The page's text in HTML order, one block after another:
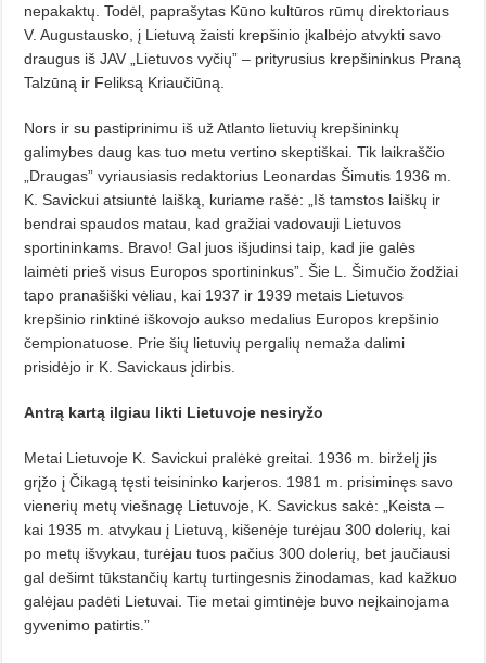
nepakaktų. Todėl, paprašytas Kūno kultūros rūmų direktoriaus
V. Augustausko, į Lietuvą žaisti krepšinio įkalbėjo atvykti savo
draugus iš JAV „Lietuvos vyčių” – prityrusius krepšininkus Praną
Talzūną ir Feliksą Kriaučiūną.
Nors ir su pastiprinimu iš už Atlanto lietuvių krepšininkų
galimybes daug kas tuo metu vertino skeptiškai. Tik laikraščio
„Draugas” vyriausiasis redaktorius Leonardas Šimutis 1936 m.
K. Savickui atsiuntė laišką, kuriame rašė: „Iš tamstos laiškų ir
bendrai spaudos matau, kad gražiai vadovauji Lietuvos
sportininkams. Bravo! Gal juos išjudinsi taip, kad jie galės
laimėti prieš visus Europos sportininkus”. Šie L. Šimučio žodžiai
tapo pranašiški vė­liau, kai 1937 ir 1939 metais Lietuvos
krepšinio rinktinė iškovojo aukso medalius Europos krepšinio
čempionatuose. Prie šių lietuvių pergalių nemaža dalimi
prisidėjo ir K. Savickaus įdirbis.
Antrą kartą ilgiau likti Lietuvoje nesiryžo
Metai Lietuvoje K. Savickui pralėkė greitai. 1936 m. birželį jis
grįžo į Čikagą tęsti teisininko karjeros. 1981 m. prisiminęs savo
vienerių metų viešnagę Lietuvoje, K. Savickus sakė: „Keista –
kai 1935 m. atvykau į Lietuvą, kišenėje turėjau 300 dolerių, kai
po metų išvykau, turėjau tuos pačius 300 dolerių, bet jaučiausi
gal dešimt tūkstančių kartų turtingesnis žinodamas, kad kažkuo
galėjau padėti Lietuvai. Tie metai gimtinėje buvo neįkainojama
gyvenimo patirtis.”